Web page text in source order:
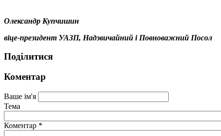
Олександр Купчишин
віце-президент УАЗП, Надзвичайний і Повноважний Посол
Поділитися
Коментар
Ваше ім'я
Тема
Коментар *